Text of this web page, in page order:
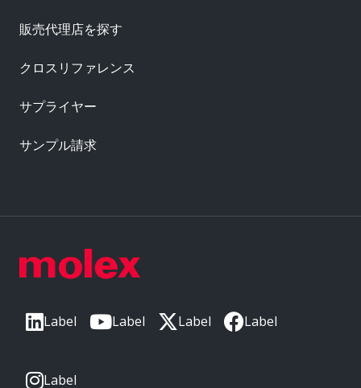
Label Label Label Label
Label
販売代理店を探す
クロスリファレンス
サプライヤー
サンプル請求